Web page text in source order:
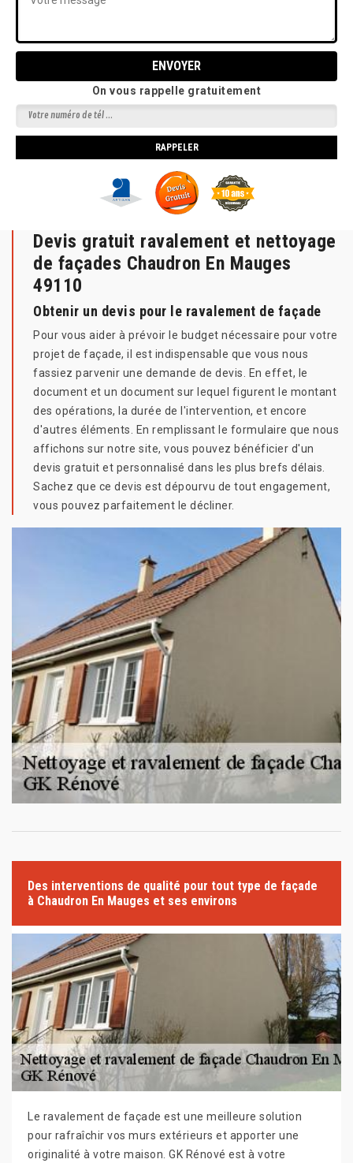
On vous rappelle gratuitement
Devis gratuit ravalement et nettoyage
de façades Chaudron En Mauges
49110
Obtenir un devis pour le ravalement de façade
Pour vous aider à prévoir le budget nécessaire pour votre
projet de façade, il est indispensable que vous nous
fassiez parvenir une demande de devis. En effet, le
document et un document sur lequel figurent le montant
des opérations, la durée de l'intervention, et encore
d'autres éléments. En remplissant le formulaire que nous
affichons sur notre site, vous pouvez bénéficier d'un
devis gratuit et personnalisé dans les plus brefs délais.
Sachez que ce devis est dépourvu de tout engagement,
vous pouvez parfaitement le décliner.
Des interventions de qualité pour tout type de façade
à Chaudron En Mauges et ses environs
Le ravalement de façade est une meilleure solution
pour rafraîchir vos murs extérieurs et apporter une
originalité à votre maison. GK Rénové est à votre